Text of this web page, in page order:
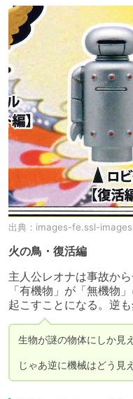
出典： images-fe.ssl-
火の鳥・復活編
主人公レオナは事故か
「有機物」が「無機物
起こすことになる。逆も
生物が謎の物体にしか見
じゃあ逆に機械はどう見